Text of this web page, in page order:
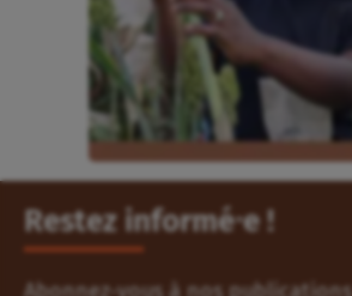
Restez informé⸱e !